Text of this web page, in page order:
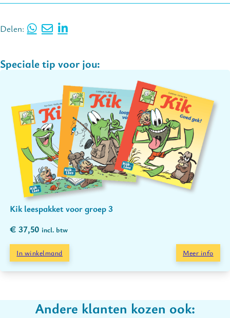
Delen:
Speciale tip voor jou:
Kik leespakket voor groep 3
€ 37,50 incl. btw
In winkelmand Meer info
Andere klanten kozen ook: